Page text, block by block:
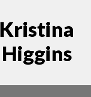
Kristina
Higgins